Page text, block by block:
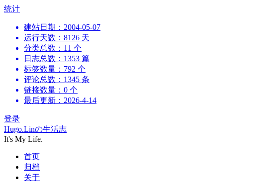
跳
统计
建站日期：2004-05-07
运行天数：8126 天
分类总数：11 个
日志总数：1353 篇
标签数量：792 个
评论总数：1345 条
链接数量：0 个
最后更新：2026-4-14
登录
Hugo.Linの生活志
It's My Life.
首页
归档
关于